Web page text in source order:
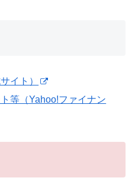
イト）
等（Yahoo!ファイナン